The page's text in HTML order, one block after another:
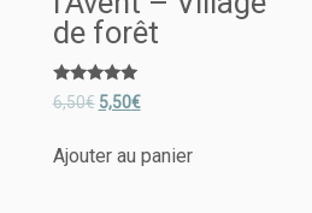
de forêt
Note
5.00
6,50€ 5,50€
Ajouter au panier